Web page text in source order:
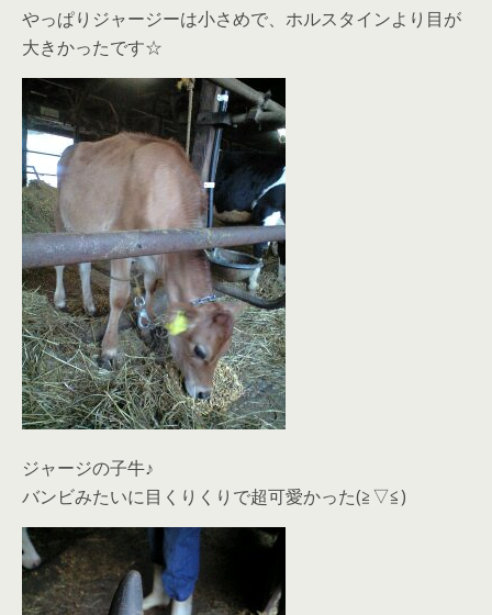
やっぱりジャージーは小さめで、ホルスタインより目が
大きかったです☆
ジャージの子牛♪
バンビみたいに目くりくりで超可愛かった(≧▽≦)